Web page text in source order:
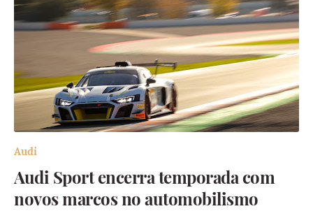
Audi
Audi Sport encerra temporada com
novos marcos no automobilismo